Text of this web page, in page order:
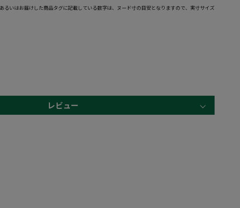
るいはお届けした商品タグに記載している数字は、ヌード寸の目安となりますので、実寸サイズ
レビュー